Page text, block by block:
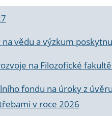
vědu a výzkum
na Filozofické
fondu na úroky z
v roce 2026